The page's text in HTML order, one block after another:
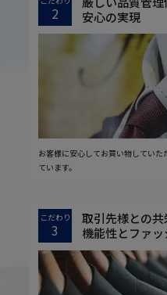
2
安心の実現
お客様に安心してお買い物してい
ています。
こだわり
3
取引先様との共
機能性とファ